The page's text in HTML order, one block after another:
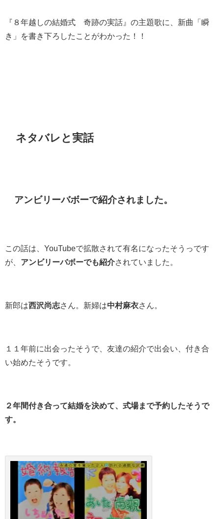
『８年越しの結婚式 奇跡の実話』の主題歌に、新曲「瞬
き」を書き下ろしたことがわかった！！
ネタバレと実話
アンビリーバボーで紹介されました。
この話は、YouTubeで拡散されて有名になったそうっです
が、 アンビリーバボーでも紹介されていました。
新郎は西沢尚志さん。新婦は中村麻衣さん。
１１年前に出会ったそうで、友達の紹介で出会い、付き合
い始めたそうです。
２年間付き合って結婚を決めて、式場まで予約したそうで
す。